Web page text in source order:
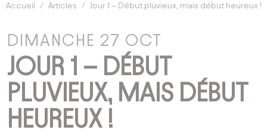
Accueil Articles Jour 1 – Début pluvieux, mais début heureux !
DIMANCHE 27 OCT
JOUR 1 – DÉBUT
PLUVIEUX, MAIS DÉBUT
HEUREUX !